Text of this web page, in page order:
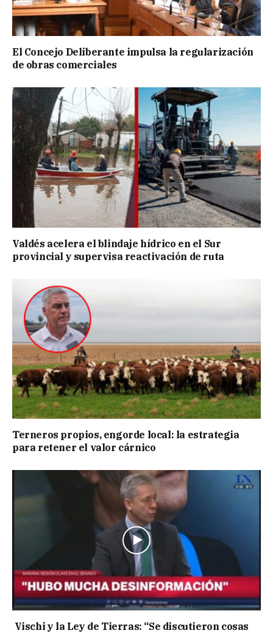
El Concejo Deliberante impulsa la regularización
de obras comerciales
Valdés acelera el blindaje hídrico en el Sur
provincial y supervisa reactivación de ruta
Terneros propios, engorde local: la estrategia
para retener el valor cárnico
Vischi y la Ley de Tierras: “Se discutieron cosas